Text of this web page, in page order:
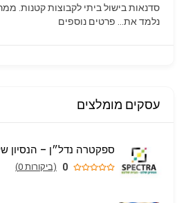
סדנאות בישול ביתי לקבוצות קטנות.
נלמד את…
פרטים נוספים
עסקים מומלצים
0 (ביקורות 0)